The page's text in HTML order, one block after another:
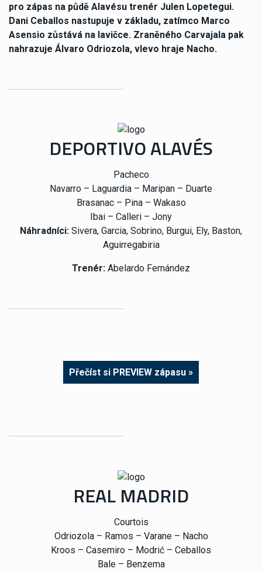
pro zápas na půdě Alavésu trenér Julen Lopetegui.
Dani Ceballos nastupuje v základu, zatímco Marco
Asensio zůstává na lavičce. Zraněného Carvajala pak
nahrazuje Álvaro Odriozola, vlevo hraje Nacho.
DEPORTIVO ALAVÉS
Pacheco
Navarro – Laguardia – Maripan – Duarte
Brasanac – Pina – Wakaso
Ibai – Calleri – Jony
Náhradníci: Sivera, Garcia, Sobrino, Burgui, Ely, Baston,
Aguirregabiria
Trenér: Abelardo Fernández
Přečíst si PREVIEW zápasu »
REAL MADRID
Courtois
Odriozola – Ramos – Varane – Nacho
Kroos – Casemiro – Modrić – Ceballos
Bale – Benzema